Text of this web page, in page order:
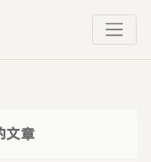
文章